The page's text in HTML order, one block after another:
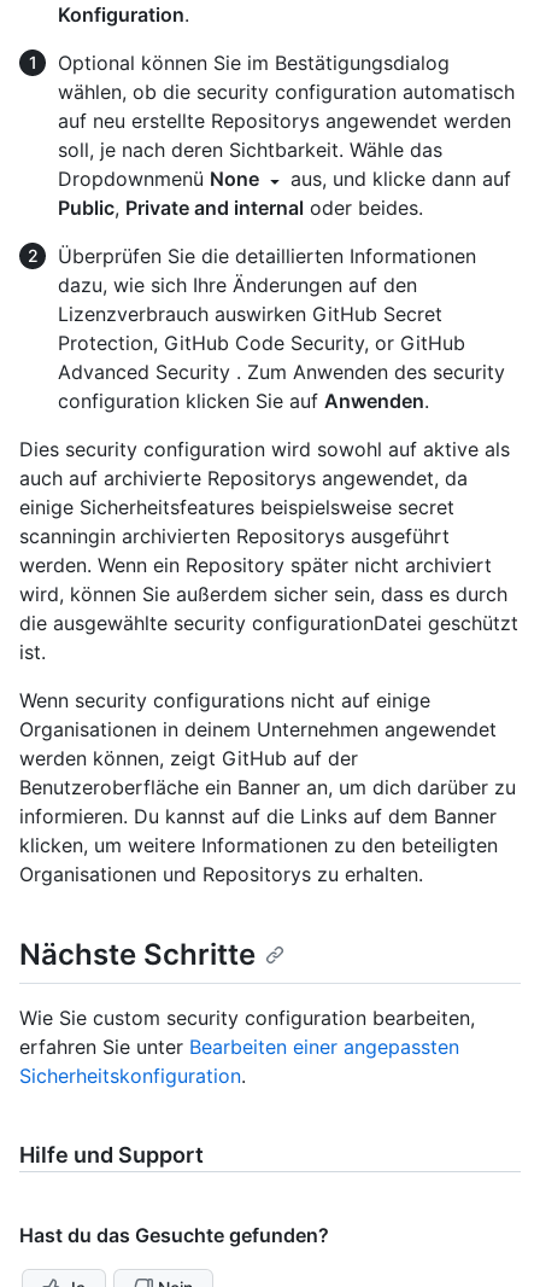
Konfiguration.
Optional können Sie im Bestätigungsdialog
wählen, ob die security configuration automatisch
auf neu erstellte Repositorys angewendet werden
soll, je nach deren Sichtbarkeit. Wähle das
Dropdownmenü None
aus, und klicke dann auf
Public, Private and internal oder beides.
Überprüfen Sie die detaillierten Informationen
dazu, wie sich Ihre Änderungen auf den
Lizenzverbrauch auswirken GitHub Secret
Protection, GitHub Code Security, or GitHub
Advanced Security . Zum Anwenden des security
configuration klicken Sie auf Anwenden.
Dies security configuration wird sowohl auf aktive als
auch auf archivierte Repositorys angewendet, da
einige Sicherheitsfeatures beispielsweise secret
scanningin archivierten Repositorys ausgeführt
werden. Wenn ein Repository später nicht archiviert
wird, können Sie außerdem sicher sein, dass es durch
die ausgewählte security configurationDatei geschützt
ist.
Wenn security configurations nicht auf einige
Organisationen in deinem Unternehmen angewendet
werden können, zeigt GitHub auf der
Benutzeroberfläche ein Banner an, um dich darüber zu
informieren. Du kannst auf die Links auf dem Banner
klicken, um weitere Informationen zu den beteiligten
Organisationen und Repositorys zu erhalten.
Nächste Schritte
Wie Sie custom security configuration bearbeiten,
erfahren Sie unter Bearbeiten einer angepassten
Sicherheitskonfiguration.
Hilfe und Support
Hast du das Gesuchte gefunden?